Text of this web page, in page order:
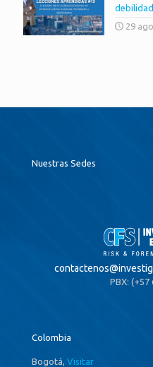
29
Nuestras Sedes
contactenos@
PBX: (+57
Colombia
Bogotá, Visitar